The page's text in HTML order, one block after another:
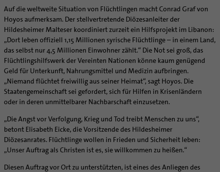
Polizei- und Feuerwehr
Schule
Gefängnisseelsorge
Segensorte
Verwaltungsbeauftragte / Verwaltungsleitungen in
Pfarrgemeinden
Auf die weltweite Situation von Flüchtlingen macht Conrad Graf von
Hoyos aufmerksam. Der stellvertretende Diözesanleiter der
Hildesheimer Malteser koordiniert zurzeit ein Hilfsprojekt im Libanon:
„Dort leben offiziell 1,15 Millionen syrische Flüchtlinge – in einem Land,
das selbst nur 4,5 Millionen Einwohner zählt.“ Die Not sei groß, das
Flüchtlingshilfswerk der Vereinten Nationen könne kaum genügend
Geld für Unterkunft, Nahrungsmittel und Medizin aufbringen.
„Niemand flüchtet freiwillig aus seiner Heimat“, sagt Hoyos. Die
Staatengemeinschaft sei gefordert, sich für Hilfen in Krisenländern
oder in deren unmittelbarer Nachbarschaft einzusetzen.
„Die Angst vor Verfolgung, Krieg und Tod treibt Menschen zu uns“,
betont Elisabeth Eicke, die Vorsitzende des Hildesheimer
Diözesanrates. Flüchtlinge wollen in Frieden und Sicherheit leben:
„Unser Auftrag als Christen ist es, sie willkommen zu heißen.“
Diesen Auftrag vor Ort zu unterstützten, ist eines des Anliegen des